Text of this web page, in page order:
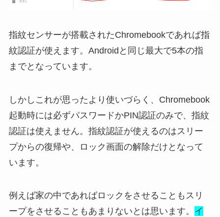
指紋センサーが搭載されたChromebookであれば指
紋認証が使えます。Androidと同じ最大で5本の指
までとなっています。
しかしこれが思ったより使いづらく、Chromebook
起動時には必ずパスワードかPIN認証のみで、指紋
認証は使えません。指紋認証が使えるのはスリー
プからの復帰や、ロック画面の解除だけとなって
います。
例えば家の中であればロックをさせることもスリ
ープをさせることもあまりないとは思います。
イ